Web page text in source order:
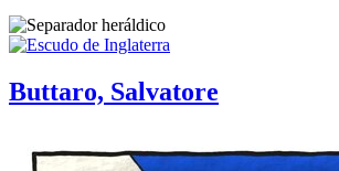
Buttaro, Salvatore